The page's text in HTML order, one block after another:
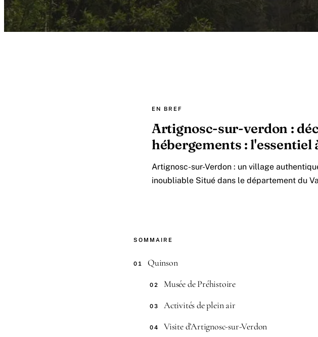
EN BREF
Artignosc-sur-verdon :
hébergements : l'essentiel
Artignosc-sur-Verdon : un village
inoubliable Situé dans le département du
SOMMAIRE
01 Quinson
02 Musée de Préhistoire
03 Activités de plein air
04 Visite d’Artignosc-sur-Verdon